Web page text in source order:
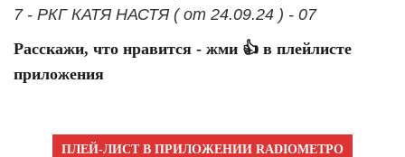
7 - РКГ КАТЯ НАСТЯ ( от 24.09.24 ) - 07
Расскажи, что нравится - жми 👍 в плейлисте
приложения
ПЛЕЙ-ЛИСТ В ПРИЛОЖЕНИИ RADIOМЕТРО